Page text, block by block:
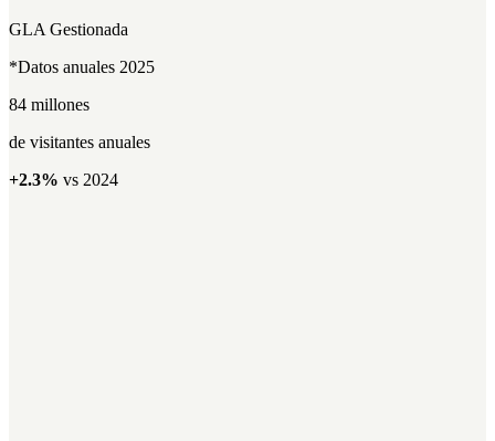
GLA Gestionada
*Datos anuales 2025
84 millones
de visitantes anuales
+2.3% vs 2024